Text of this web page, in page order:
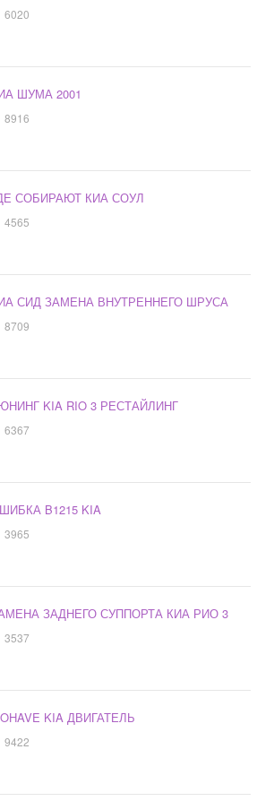
6020
ШУМА 2001
8916
СОБИРАЮТ КИА СОУЛ
4565
СИД ЗАМЕНА ВНУТРЕННЕГО ШРУСА
8709
KIA RIO 3 РЕСТАЙЛИНГ
6367
B1215 KIA
3965
ЗАДНЕГО СУППОРТА КИА РИО 3
3537
KIA ДВИГАТЕЛЬ
9422